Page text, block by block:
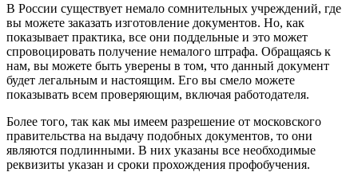
В России существует немало сомнительных учреждений, где
вы можете заказать изготовление документов. Но, как
показывает практика, все они поддельные и это может
спровоцировать получение немалого штрафа. Обращаясь к
нам, вы можете быть уверены в том, что данный документ
будет легальным и настоящим. Его вы смело можете
показывать всем проверяющим, включая работодателя.
Более того, так как мы имеем разрешение от московского
правительства на выдачу подобных документов, то они
являются подлинными. В них указаны все необходимые
реквизиты указан и сроки прохождения профобучения.